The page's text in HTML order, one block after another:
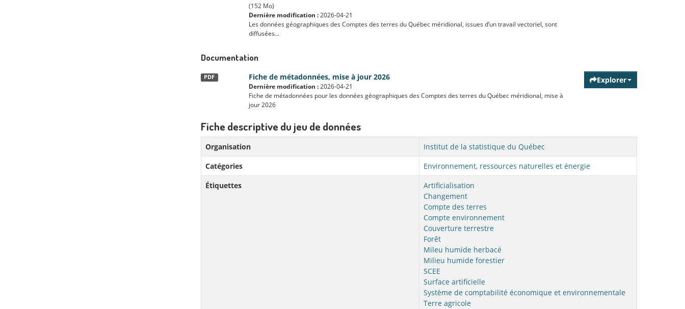
(152 Mo)
Dernière modification :2026-04-21
Les données géographiques des Comptes des terres du Québec méridional, issues d’un travail vectoriel, sont
diffusées...
Documentation
Fiche de métadonnées, mise à jour 2026
PDF
Dernière modification :2026-04-21
Fiche de métadonnées pour les données géographiques des Comptes des terres du Québec méridional, mise à
jour 2026
Explorer
Fiche descriptive du jeu de données
Organisation
Institut de la statistique du Québec
Catégories
Environnement, ressources naturelles et énergie
Étiquettes
Artificialisation
Changement
Compte des terres
Compte environnement
Couverture terrestre
Forêt
Mileu humide herbacé
Milieu humide forestier
SCEE
Surface artificielle
Système de comptabilité économique et environnementale
Terre agricole